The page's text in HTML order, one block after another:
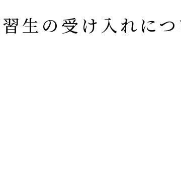
生の受け入れにつ